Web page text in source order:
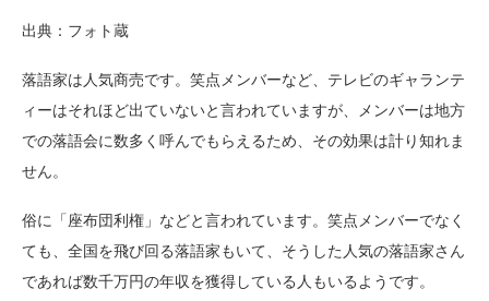
出典：フォト蔵
落語家は人気商売です。笑点メンバーなど、テレビのギャランテ
ィーはそれほど出ていないと言われていますが、メンバーは地方
での落語会に数多く呼んでもらえるため、その効果は計り知れま
せん。
俗に「座布団利権」などと言われています。笑点メンバーでなく
ても、全国を飛び回る落語家もいて、そうした人気の落語家さん
であれば数千万円の年収を獲得している人もいるようです。